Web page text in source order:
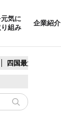
気に
組み
企業紹介
四国最大スリコ